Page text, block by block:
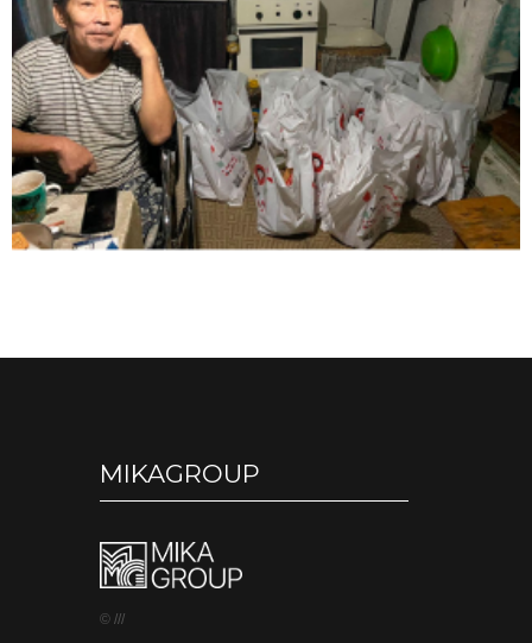
© ///
MIKAGROUP